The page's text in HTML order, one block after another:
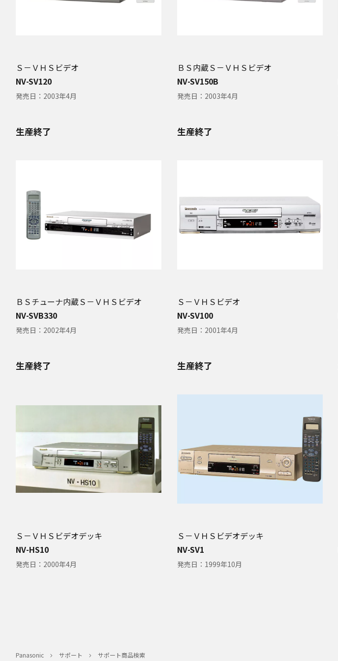
Ｓ－ＶＨＳビデオ
NV-SV120
発売日： 2003年4月
ＢＳ内蔵Ｓ－ＶＨＳビデオ
NV-SV150B
発売日： 2003年4月
生産終了
ＢＳチューナ内蔵Ｓ－ＶＨＳビデオ
NV-SVB330
発売日： 2002年4月
生産終了
Ｓ－ＶＨＳビデオ
NV-SV100
発売日： 2001年4月
生産終了
Ｓ－ＶＨＳビデオデッキ
NV-HS10
発売日： 2000年4月
生産終了
Ｓ－ＶＨＳビデオデッキ
NV-SV1
発売日： 1999年10月
Panasonic サポート サポート商品検索